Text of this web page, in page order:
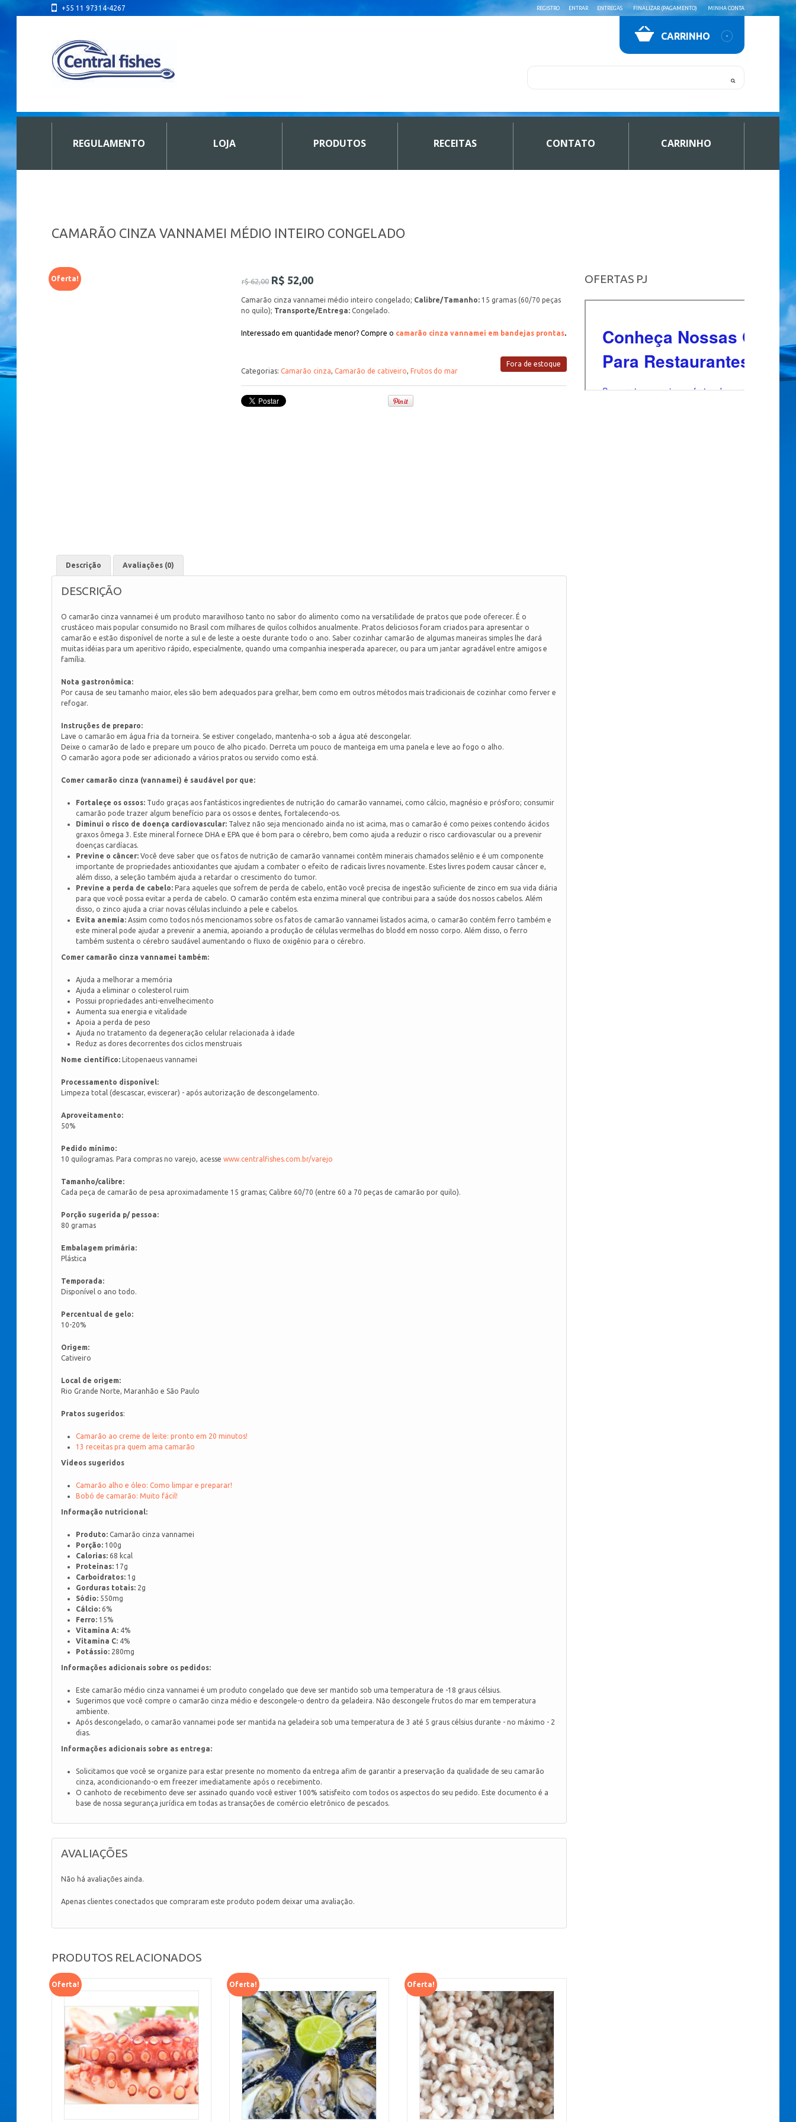
+55 11 97314-4267 REGISTRO ENTRAR ENTREGAS FINALIZAR (PAGAMENTO) MINHA CONTA
CARRINHO
REGULAMENTO LOJA PRODUTOS RECEITAS CONTATO CARRINHO
CAMARÃO CINZA VANNAMEI MÉDIO INTEIRO CONGELADO
Oferta! r$62,00 R$ 52,00
Camarão cinza vannamei médio inteiro congelado; Calibre/Tamanho: 15 gramas (60/70 peças
no quilo); Transporte/Entrega: Congelado.
Interessado em quantidade menor? Compre o camarão cinza vannamei em bandejas prontas.
Fora de estoque
Categorias: Camarão cinza, Camarão de cativeiro, Frutos do mar
Descrição Avaliações (0)
DESCRIÇÃO
O camarão cinza vannamei é um produto maravilhoso tanto no sabor do alimento como na versatilidade de pratos que pode oferecer. É o
crustáceo mais popular consumido no Brasil com milhares de quilos colhidos anualmente. Pratos deliciosos foram criados para apresentar o
camarão e estão disponível de norte a sul e de leste a oeste durante todo o ano. Saber cozinhar camarão de algumas maneiras simples lhe dará
muitas idéias para um aperitivo rápido, especialmente, quando uma companhia inesperada aparecer, ou para um jantar agradável entre amigos e
família.
Nota gastronômica:
Por causa de seu tamanho maior, eles são bem adequados para grelhar, bem como em outros métodos mais tradicionais de cozinhar como ferver e
refogar.
Instruções de preparo:
Lave o camarão em água fria da torneira. Se estiver congelado, mantenha-o sob a água até descongelar.
Deixe o camarão de lado e prepare um pouco de alho picado. Derreta um pouco de manteiga em uma panela e leve ao fogo o alho.
O camarão agora pode ser adicionado a vários pratos ou servido como está.
Comer camarão cinza (vannamei) é saudável por que:
Fortaleçe os ossos: Tudo graças aos fantásticos ingredientes de nutrição do camarão vannamei, como cálcio, magnésio e prósforo; consumir
camarão pode trazer algum benefício para os ossos e dentes, fortalecendo-os.
Diminui o risco de doença cardiovascular: Talvez não seja mencionado ainda no ist acima, mas o camarão é como peixes contendo ácidos
graxos ômega 3. Este mineral fornece DHA e EPA que é bom para o cérebro, bem como ajuda a reduzir o risco cardiovascular ou a prevenir
doenças cardíacas.
Previne o câncer: Você deve saber que os fatos de nutrição de camarão vannamei contêm minerais chamados selênio e é um componente
importante de propriedades antioxidantes que ajudam a combater o efeito de radicais livres novamente. Estes livres podem causar câncer e,
além disso, a seleção também ajuda a retardar o crescimento do tumor.
Previne a perda de cabelo: Para aqueles que sofrem de perda de cabelo, então você precisa de ingestão suficiente de zinco em sua vida diária
para que você possa evitar a perda de cabelo. O camarão contém esta enzima mineral que contribui para a saúde dos nossos cabelos. Além
disso, o zinco ajuda a criar novas células incluindo a pele e cabelos.
Evita anemia: Assim como todos nós mencionamos sobre os fatos de camarão vannamei listados acima, o camarão contém ferro também e
este mineral pode ajudar a prevenir a anemia, apoiando a produção de células vermelhas do blodd em nosso corpo. Além disso, o ferro
também sustenta o cérebro saudável aumentando o fluxo de oxigênio para o cérebro.
Comer camarão cinza vannamei também:
Ajuda a melhorar a memória
Ajuda a eliminar o colesterol ruim
Possui propriedades anti-envelhecimento
Aumenta sua energia e vitalidade
Apoia a perda de peso
Ajuda no tratamento da degeneração celular relacionada à idade
Reduz as dores decorrentes dos ciclos menstruais
Nome científico: Litopenaeus vannamei
Processamento disponível:
Limpeza total (descascar, eviscerar) - após autorização de descongelamento.
Aproveitamento:
50%
Pedido mínimo:
10 quilogramas. Para compras no varejo, acesse www.centralfishes.com.br/varejo
Tamanho/calibre:
Cada peça de camarão de pesa aproximadamente 15 gramas; Calibre 60/70 (entre 60 a 70 peças de camarão por quilo).
Porção sugerida p/ pessoa:
80 gramas
Embalagem primária:
Plástica
Temporada:
Disponível o ano todo.
Percentual de gelo:
10-20%
Origem:
Cativeiro
Local de origem:
Rio Grande Norte, Maranhão e São Paulo
Pratos sugeridos:
Camarão ao creme de leite: pronto em 20 minutos!
13 receitas pra quem ama camarão
Vídeos sugeridos
Camarão alho e óleo: Como limpar e preparar!
Bobó de camarão: Muito fácil!
Informação nutricional:
Produto: Camarão cinza vannamei
Porção: 100g
Calorias: 68 kcal
Proteínas: 17g
Carboidratos: 1g
Gorduras totais: 2g
Sódio: 550mg
Cálcio: 6%
Ferro: 15%
Vitamina A: 4%
Vitamina C: 4%
Potássio: 280mg
Informações adicionais sobre os pedidos:
Este camarão médio cinza vannamei é um produto congelado que deve ser mantido sob uma temperatura de -18 graus célsius.
Sugerimos que você compre o camarão cinza médio e descongele-o dentro da geladeira. Não descongele frutos do mar em temperatura
ambiente.
Após descongelado, o camarão vannamei pode ser mantida na geladeira sob uma temperatura de 3 até 5 graus célsius durante - no máximo - 2
dias.
Informações adicionais sobre as entrega:
Solicitamos que você se organize para estar presente no momento da entrega afim de garantir a preservação da qualidade de seu camarão
cinza, acondicionando-o em freezer imediatamente após o recebimento.
O canhoto de recebimento deve ser assinado quando você estiver 100% satisfeito com todos os aspectos do seu pedido. Este documento é a
base de nossa segurança jurídica em todas as transações de comércio eletrônico de pescados.
AVALIAÇÕES
Não há avaliações ainda.
Apenas clientes conectados que compraram este produto podem deixar uma avaliação.
PRODUTOS RELACIONADOS
Oferta! Oferta! Oferta!
OFERTAS PJ